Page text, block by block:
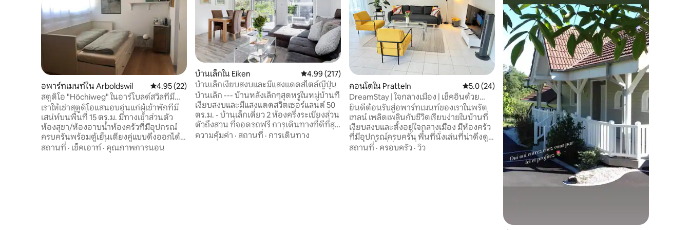
อพาร์ทเมนท์ใน Arboldswil คะแนนเฉลี่ย 4.95 จาก 5, 22 รีวิว
4.95 (22)
สตูดิโอ "Höchiweg" ในอาร์โบลด์สวิลที่มี
แสงแดด
เราให้เช่าสตูดิโอแสนอบอุ่นแก่ผู้เข้าพักที่มี
เสน่ห์บนพื้นที่ 15 ตร.ม. มีทางเข้าส่วนตัว
ห้องสุขา/ห้องอาบน้ำห้องครัวที่มีอุปกรณ์
ครบครันพร้อมตู้เย็นเตียงคู่แบบดึงออกได้
Wi-Fi วิทยุ DAB เครื่องชงกาแฟ Nespresso
ครอบคลุมที่จอดรถและที่จอดรถนอกบ้าน
สถานที่ · เช็คเอาท์ · คุณภาพการนอน
บ้านเล็กใน Eiken คะแนนเฉลี่ย 4.99 จาก 5, 217 รีวิว
4.99 (217)
บ้านเล็กเงียบสงบและมีแสงแดดสไตล์ญี่ปุ่น
บ้านเล็ก --- บ้านหลังเล็กๆสุดหรูในหมู่บ้านที่
เงียบสงบและมีแสงแดดสวิตเซอร์แลนด์ 50
ตร.ม. - บ้านเล็กเดี่ยว 2 ห้องครึ่งระเบียงส่วน
ตัวถึงสวน ที่จอดรถฟรี การเดินทางที่ดีที่สุด
ไปยังบาเซิลซูริคเยอรมนีฝรั่งเศสการเข้าถึง
ออโต้บาห์น 2 นาที เดินเพียง 7 นาทีถึงสถานี
ความคุ้มค่า · สถานที่ · การเดินทาง
คอนโดใน Pratteln คะแนนเฉลี่ย 5.0 จาก 5, 24 รีวิว
5.0 (24)
DreamStay | ใจกลางเมือง | เช็คอินด้วย
ตนเอง | ใกล้บาเซิล
ยินดีต้อนรับสู่อพาร์ทเมนท์ของเราในพรัต
เทลน์ เพลิดเพลินกับชีวิตเรียบง่ายในบ้านที่
เงียบสงบและตั้งอยู่ใจกลางเมือง มีห้องครัว
ที่มีอุปกรณ์ครบครัน พื้นที่นั่งเล่นที่น่าดึงดูด
ใจ และพื้นที่นั่งเล่นที่มีแสงแดดและวิว เป็น
สถานที่ · ครอบครัว · วิว